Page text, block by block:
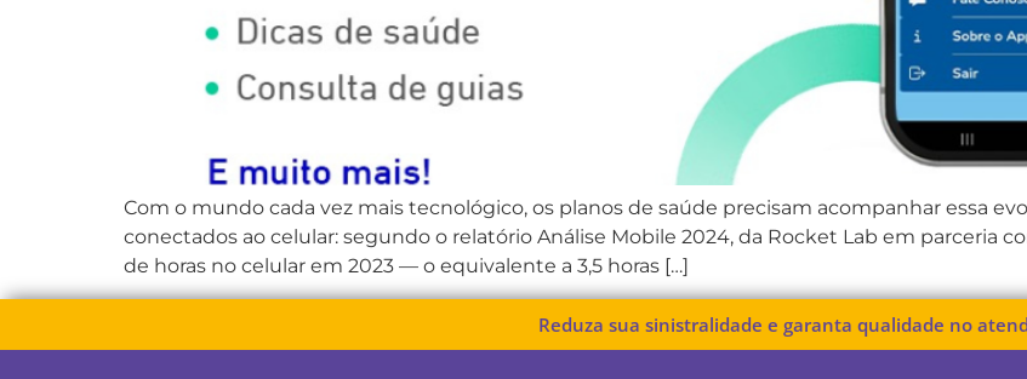
Com o mundo cada vez mais tecnológico, os planos de saúde precisam acompanhar essa
conectados ao celular: segundo o relatório Análise Mobile 2024, da Rocket Lab em parceria
de horas no celular em 2023 — o equivalente a 3,5 horas […]
Reduza sua sinistralidade e garanta qualidade no